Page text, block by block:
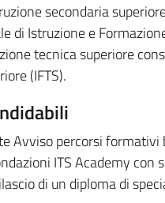
secondaria
di Istruzione e
tecnica superiore
(IFTS).
Avviso percorsi formativi
ITS Academy con
di un diploma di